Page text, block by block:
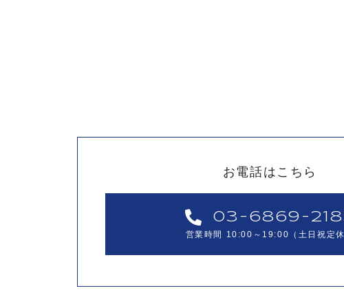
お電話はこちら
03-6869-
営業時間 10:00～19:00（土日祝定休